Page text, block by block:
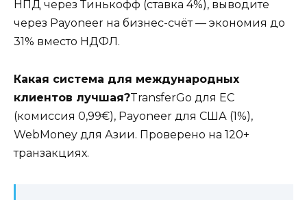
НПД через Тинькофф (ставка 4%), выводите
через Payoneer на бизнес-счёт — экономия до
31% вместо НДФЛ.
Какая система для международных
клиентов лучшая?TransferGo для ЕС
(комиссия 0,99€), Payoneer для США (1%),
WebMoney для Азии. Проверено на 120+
транзакциях.